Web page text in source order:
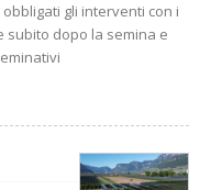
gli interventi con i
dopo la semina e